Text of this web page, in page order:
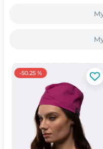
-50.25 %